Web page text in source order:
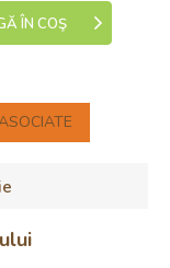
ÎN COŞ